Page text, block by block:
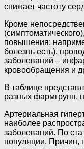
снижает частоту
Кроме
повышения:
болезнь есть),
заболеваний –
кровообращения и
В таблице
разных фармгрупп,
Артериальная
наиболее
заболеваний. По
популяции. Причин,